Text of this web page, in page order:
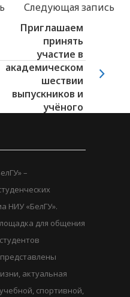
Следующая запись
Приглашаем
принять
участие в
академическом
шествии
выпускников и
учёного
–
НИУ «БелГУ».
для общения
актуальная
спортивной,